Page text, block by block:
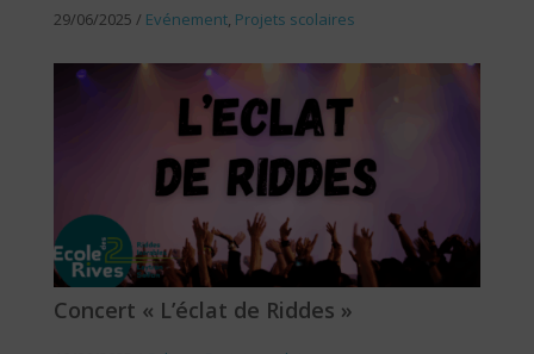
29/06/2025 / Evénement, Projets scolaires
Concert « L’éclat de Riddes »